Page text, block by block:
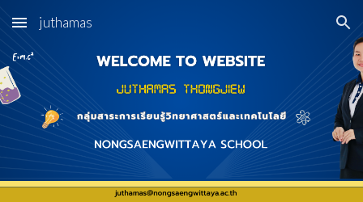
Skip to main content Skip to navigation
juthamas